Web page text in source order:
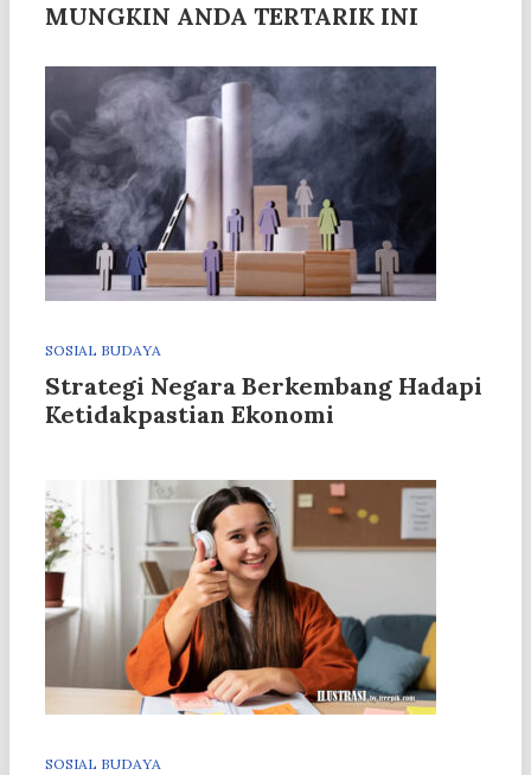
MUNGKIN ANDA TERTARIK INI
SOSIAL BUDAYA
Strategi Negara Berkembang Hadapi
Ketidakpastian Ekonomi
SOSIAL BUDAYA